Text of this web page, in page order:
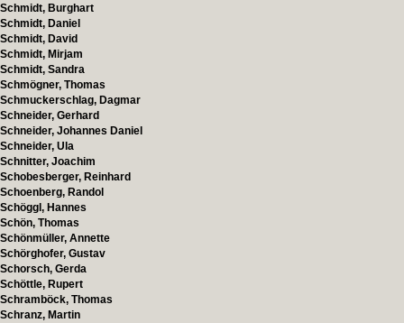
Schmidt, Burghart
Schmidt, Daniel
Schmidt, David
Schmidt, Mirjam
Schmidt, Sandra
Schmögner, Thomas
Schmuckerschlag, Dagmar
Schneider, Gerhard
Schneider, Johannes Daniel
Schneider, Ula
Schnitter, Joachim
Schobesberger, Reinhard
Schoenberg, Randol
Schöggl, Hannes
Schön, Thomas
Schönmüller, Annette
Schörghofer, Gustav
Schorsch, Gerda
Schöttle, Rupert
Schramböck, Thomas
Schranz, Martin